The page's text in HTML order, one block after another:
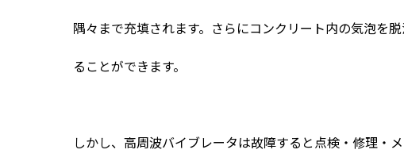
隅々まで充填されます。さらにコンクリート内の気泡を
ることができます。
しかし、高周波バイブレータは故障すると点検・修理・